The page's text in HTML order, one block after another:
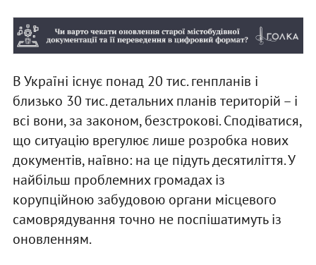
В Україні існує понад 20 тис. генпланів і
близько 30 тис. детальних планів територій – і
всі вони, за законом, безстрокові. Сподіватися,
що ситуацію врегулює лише розробка нових
документів, наївно: на це підуть десятиліття. У
найбільш проблемних громадах із
корупційною забудовою органи місцевого
самоврядування точно не поспішатимуть із
оновленням.